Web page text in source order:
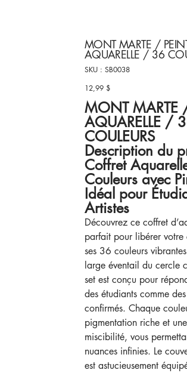
MONT MARTE /
AQUARELLE / 36
SKU : SKU
SB0038
SB0038
Prix
12,99 $
MONT MARTE
AQUARELLE /
COULEURS
Description du
Coffret
Couleurs avec
Idéal pour
Artistes
Découvrez ce coffret
parfait pour libérer
ses 36 couleurs
large éventail du cercle
set est conçu pour
des étudiants comme
confirmés. Chaque
pigmentation riche et
miscibilité, vous
nuances infinies. Le
est astucieusement